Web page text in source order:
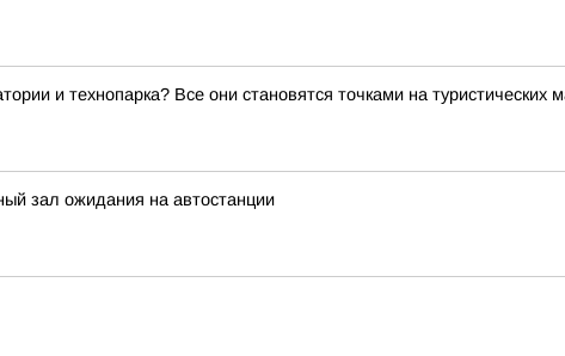
и технопарка? Все они становятся точками на туристических
зал ожидания на автостанции